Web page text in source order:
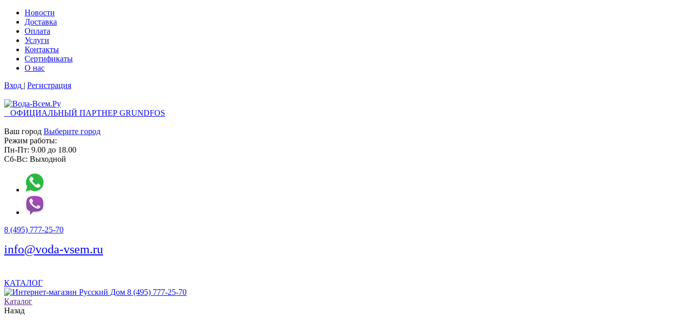
Новости
Доставка
Оплата
Услуги
Контакты
Cертификаты
О нас
Вход | Регистрация
ОФИЦИАЛЬНЫЙ ПАРТНЕР GRUNDFOS
Ваш город Выберите город
Режим работы:
Пн-Пт: 9.00 до 18.00
Сб-Вс: Выходной
8 (495) 777-25-70
info@voda-vsem.ru
КАТАЛОГ
8 (495) 777-25-70
Каталог
Назад